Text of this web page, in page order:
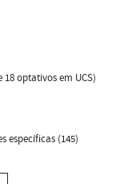
18 optativos em UCS)
específicas (145)